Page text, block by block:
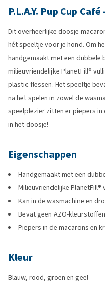
P.L.A.Y. Pup Cup
Dit overheerlijke doosje
hét speeltje voor je hond. Om
handgemaakt met een dubbele
milieuvriendelijke PlanetFill®
plastic flessen. Het speeltje
na het spelen in zowel de
speelplezier zitten er piepers
in het doosje!
Eigenschappen
Handgemaakt met een
Milieuvriendelijke PlanetFill®
Kan in de wasmachine en
Bevat geen AZO-kleurstoffen
Piepers in de macarons en
Kleur
Blauw, rood, groen en geel